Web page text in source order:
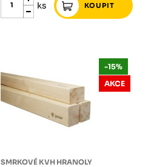
ks
SMRKOVÉ KVH HRANOLY
-15%
AKCE